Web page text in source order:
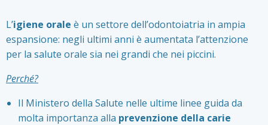
L’igiene orale è un settore dell’odontoiatria in ampia
espansione: negli ultimi anni è aumentata l’attenzione
per la salute orale sia nei grandi che nei piccini.
Perché?
Il Ministero della Salute nelle ultime linee guida da
molta importanza alla prevenzione della carie